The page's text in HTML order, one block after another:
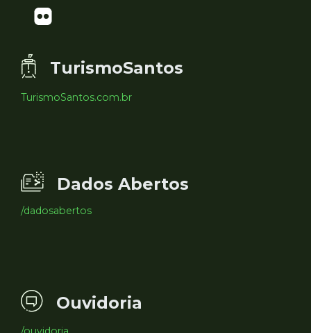
TurismoSantos
TurismoSantos.com.br
Dados Abertos
/dadosabertos
Ouvidoria